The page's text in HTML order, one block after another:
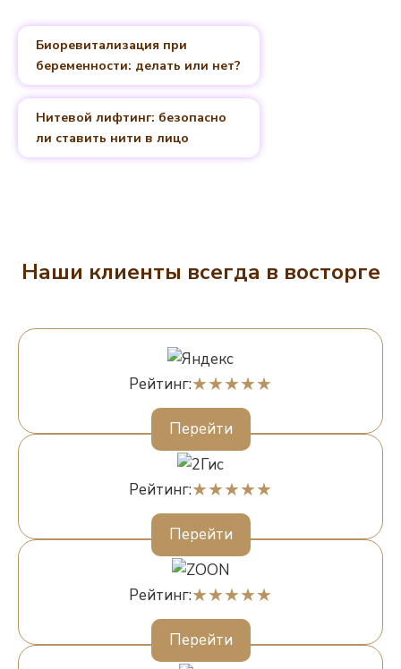
Биоревитализация при
беременности: делать или нет?
Нитевой лифтинг: безопасно
ли ставить нити в лицо
Наши клиенты всегда в восторге
Рейтинг:
Перейти
Рейтинг:
Перейти
Рейтинг:
Перейти